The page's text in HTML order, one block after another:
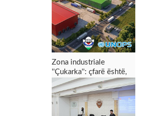
e investimeve
Zona industriale
''Çukarka'': çfarë është,
për çfarë shërben dhe
çfarë mund t’i sjellë
Preshevës